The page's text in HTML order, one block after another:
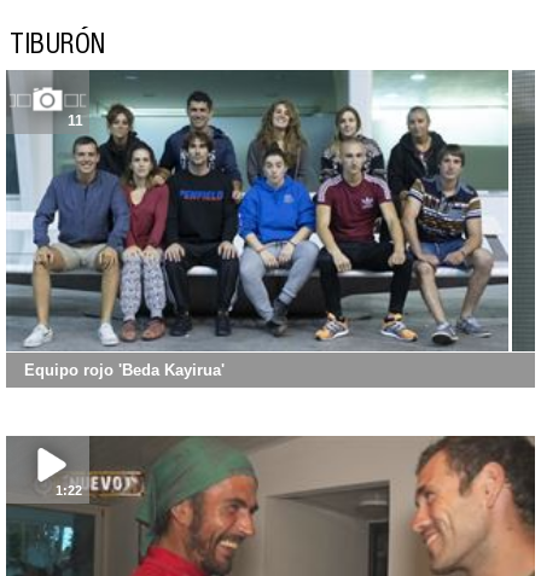
TIBURÓN
11
Equipo rojo 'Beda Kayirua'
1:22